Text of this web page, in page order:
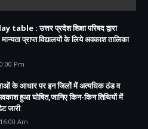
: उत्तर प्रदेश शिक्षा परिषद द्वारा
प्राप्त विद्यालयों के लिये अवकाश तालिका
Pm
के आधार पर इन जिलों में अत्यधिक ठंड व
हुआ घोषित,जानिए किन-किन तिथियों में
जारी
Am